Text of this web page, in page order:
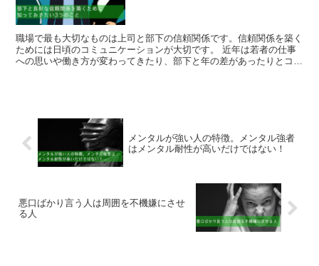
職場で最も大切なものは上司と部下の信頼関係です。信頼関係を築く
ためには日頃のコミュニケーションが大切です。 近年は若者の仕事
への思いや働き方が変わってきたり、部下と年の差があったりとコミ
メンタルが強い人の特徴。メンタル強者
はメンタル耐性が高いだけではない！
悪口ばかり言う人は周囲を不機嫌にさせ
る人